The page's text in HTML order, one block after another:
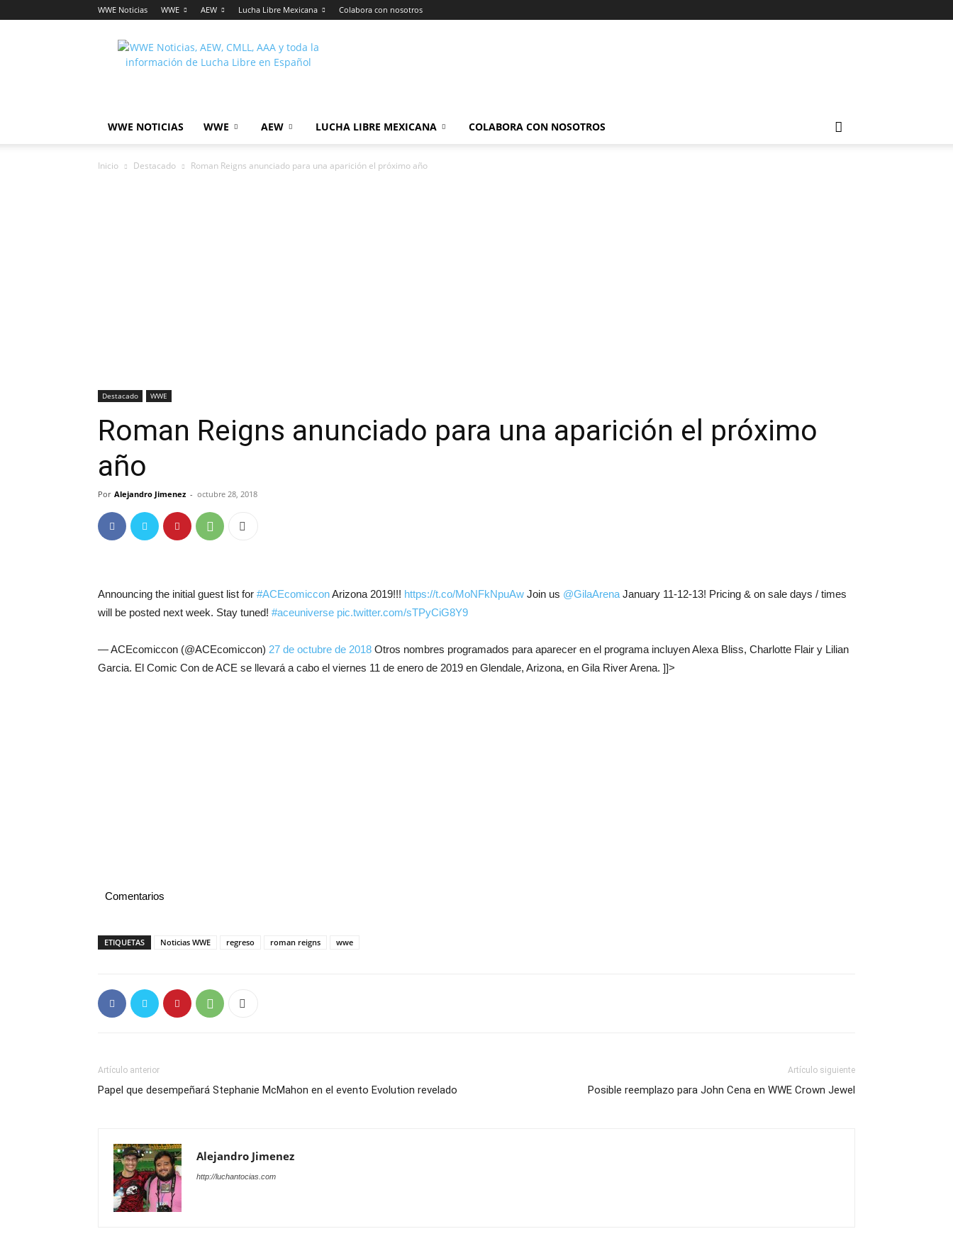
WWE Noticias WWE AEW Lucha Libre Mexicana Colabora con nosotros
Lucha
Noticias
WWE NOTICIAS WWE AEW LUCHA LIBRE MEXICANA COLABORA CON NOSOTROS
Inicio Destacado Roman Reigns anunciado para una aparición el próximo año
Destacado WWE
Roman Reigns anunciado para una aparición el próximo
año
Por Alejandro Jimenez - octubre 28, 2018
Announcing the initial guest list for #ACEcomicconArizona 2019!!! https://t.co/MoNFkNpuAw Join us @GilaArena January 11-12-13! Pricing & on sale days / times
will be posted next week. Stay tuned! #aceuniverse pic.twitter.com/sTPyCiG8Y9
— ACEcomiccon (@ACEcomiccon) 27 de octubre de 2018 Otros nombres programados para aparecer en el programa incluyen Alexa Bliss, Charlotte Flair y Lilian
Garcia. El Comic Con de ACE se llevará a cabo el viernes 11 de enero de 2019 en Glendale, Arizona, en Gila River Arena. ]]>
Comentarios
ETIQUETAS Noticias WWE regreso roman reigns wwe
Artículo anterior
Papel que desempeñará Stephanie McMahon en el evento Evolution revelado
Artículo siguiente
Posible reemplazo para John Cena en WWE Crown Jewel
Alejandro Jimenez
http://luchantocias.com